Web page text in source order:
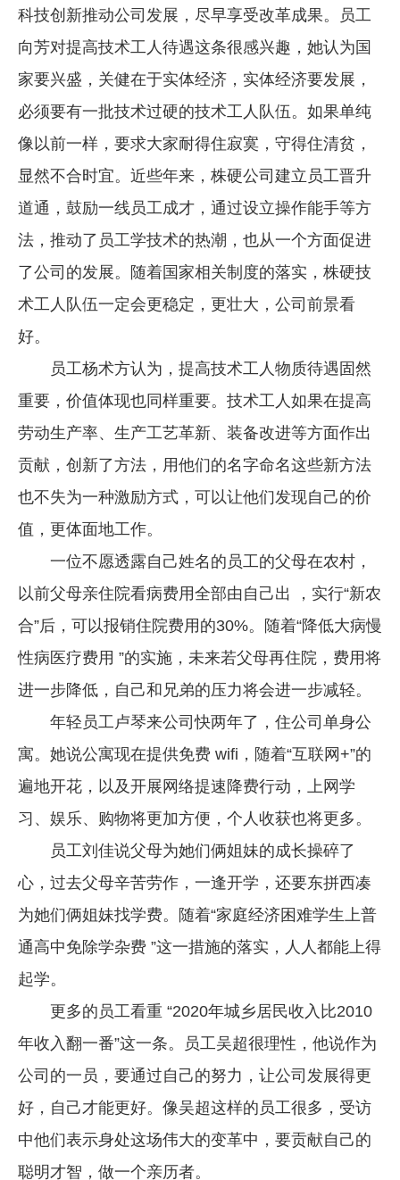
科技创新推动公司发展，尽早享受改革成果。员工
向芳对提高技术工人待遇这条很感兴趣，她认为国
家要兴盛，关健在于实体经济，实体经济要发展，
必须要有一批技术过硬的技术工人队伍。如果单纯
像以前一样，要求大家耐得住寂寞，守得住清贫，
显然不合时宜。近些年来，株硬公司建立员工晋升
道通，鼓励一线员工成才，通过设立操作能手等方
法，推动了员工学技术的热潮，也从一个方面促进
了公司的发展。随着国家相关制度的落实，株硬技
术工人队伍一定会更稳定，更壮大，公司前景看
好。
员工杨术方认为，提高技术工人物质待遇固然
重要，价值体现也同样重要。技术工人如果在提高
劳动生产率、生产工艺革新、装备改进等方面作出
贡献，创新了方法，用他们的名字命名这些新方法
也不失为一种激励方式，可以让他们发现自己的价
值，更体面地工作。
一位不愿透露自己姓名的员工的父母在农村，
以前父母亲住院看病费用全部由自己出 ，实行“新农
合”后，可以报销住院费用的30%。随着“降低大病慢
性病医疗费用 ”的实施，未来若父母再住院，费用将
进一步降低，自己和兄弟的压力将会进一步减轻。
年轻员工卢琴来公司快两年了，住公司单身公
寓。她说公寓现在提供免费 wifi，随着“互联网+”的
遍地开花，以及开展网络提速降费行动，上网学
习、娱乐、购物将更加方便，个人收获也将更多。
员工刘佳说父母为她们俩姐妹的成长操碎了
心，过去父母辛苦劳作，一逢开学，还要东拼西凑
为她们俩姐妹找学费。随着“家庭经济困难学生上普
通高中免除学杂费 ”这一措施的落实，人人都能上得
起学。
更多的员工看重 “2020年城乡居民收入比2010
年收入翻一番”这一条。员工吴超很理性，他说作为
公司的一员，要通过自己的努力，让公司发展得更
好，自己才能更好。像吴超这样的员工很多，受访
中他们表示身处这场伟大的变革中，要贡献自己的
聪明才智，做一个亲历者。